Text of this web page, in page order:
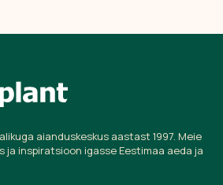
+
aianduskeskus aastast 1997. Meie
ja inspiratsioon igasse Eestimaa aeda ja